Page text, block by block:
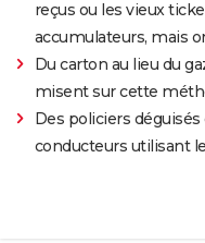
reçus ou les vieux
accumulateurs, mais
Du carton au lieu du
misent sur cette
Des policiers
conducteurs utilisant